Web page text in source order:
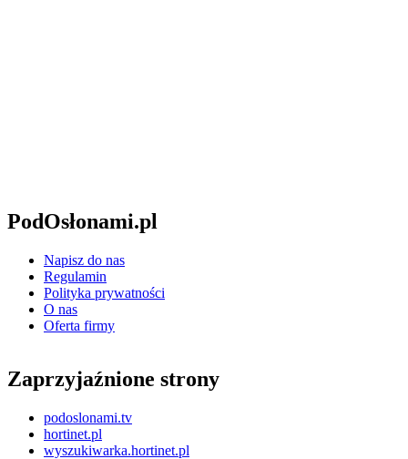
PodOsłonami.pl
Napisz do nas
Regulamin
Polityka prywatności
O nas
Oferta firmy
Zaprzyjaźnione strony
podoslonami.tv
hortinet.pl
wyszukiwarka.hortinet.pl